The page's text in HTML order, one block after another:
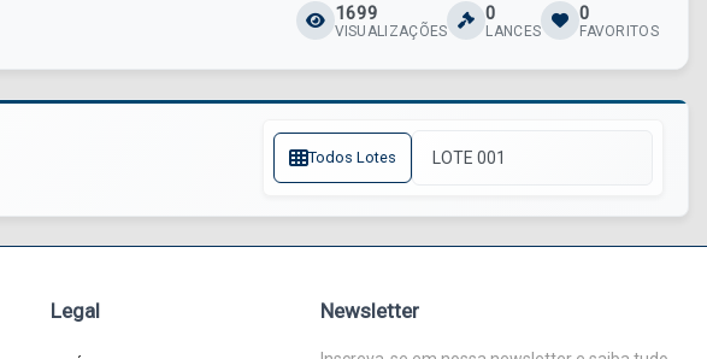
1699
VISUALIZAÇÕES
0
LANCES
0
FAVORITOS
Todos Lotes
Legal Newsletter